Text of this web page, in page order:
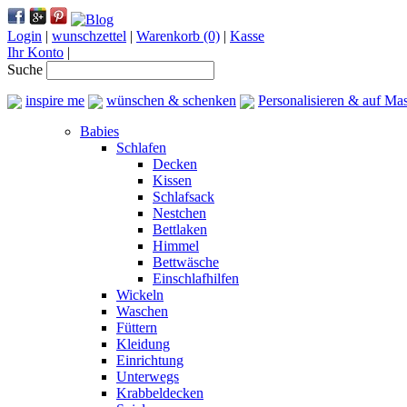
Login | wunschzettel | Warenkorb (0) | Kasse
Ihr Konto |
Suche
inspire me
wünschen & schenken Personalisieren & auf
Babies
Schlafen
Decken
Kissen
Schlafsack
Nestchen
Bettlaken
Himmel
Bettwäsche
Einschlafhilfen
Wickeln
Waschen
Füttern
Kleidung
Einrichtung
Unterwegs
Krabbeldecken